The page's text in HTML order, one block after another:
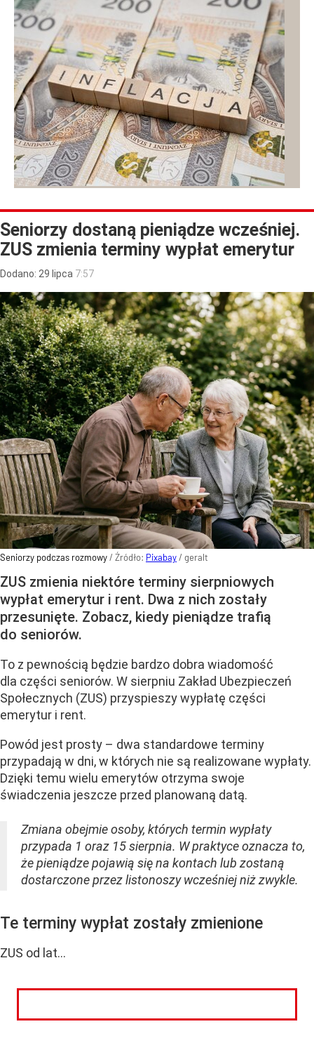
Seniorzy dostaną pieniądze wcześniej.
ZUS zmienia terminy wypłat emerytur
Dodano: 29 lipca 7:57
Seniorzy podczas rozmowy/ Źródło: Pixabay/ geralt
ZUS zmienia niektóre terminy sierpniowych
wypłat emerytur i rent. Dwa z nich zostały
przesunięte. Zobacz, kiedy pieniądze trafią
do seniorów.
To z pewnością będzie bardzo dobra wiadomość
dla części seniorów. W sierpniu Zakład Ubezpieczeń
Społecznych (ZUS) przyspieszy wypłatę części
emerytur i rent.
Powód jest prosty – dwa standardowe terminy
przypadają w dni, w których nie są realizowane wypłaty.
Dzięki temu wielu emerytów otrzyma swoje
świadczenia jeszcze przed planowaną datą.
Zmiana obejmie osoby, których termin wypłaty
przypada 1 oraz 15 sierpnia. W praktyce oznacza to,
że pieniądze pojawią się na kontach lub zostaną
dostarczone przez listonoszy wcześniej niż zwykle.
Te terminy wypłat zostały zmienione
ZUS od lat...